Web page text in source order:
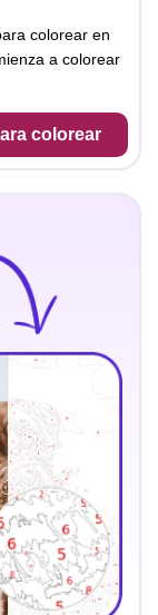
colorear en
a colorear
colorear